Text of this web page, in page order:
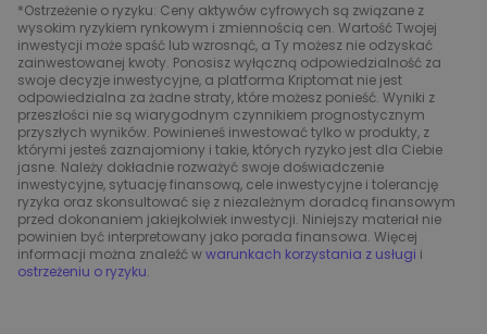
*Ostrzeżenie o ryzyku: Ceny aktywów cyfrowych są związane z
wysokim ryzykiem rynkowym i zmiennością cen. Wartość Twojej
inwestycji może spaść lub wzrosnąć, a Ty możesz nie odzyskać
zainwestowanej kwoty. Ponosisz wyłączną odpowiedzialność za
swoje decyzje inwestycyjne, a platforma Kriptomat nie jest
odpowiedzialna za żadne straty, które możesz ponieść. Wyniki z
przeszłości nie są wiarygodnym czynnikiem prognostycznym
przyszłych wyników. Powinieneś inwestować tylko w produkty, z
którymi jesteś zaznajomiony i takie, których ryzyko jest dla Ciebie
jasne. Należy dokładnie rozważyć swoje doświadczenie
inwestycyjne, sytuację finansową, cele inwestycyjne i tolerancję
ryzyka oraz skonsultować się z niezależnym doradcą finansowym
przed dokonaniem jakiejkolwiek inwestycji. Niniejszy materiał nie
powinien być interpretowany jako porada finansowa. Więcej
informacji można znaleźć wwarunkach korzystania z usługi i
ostrzeżeniu o ryzyku.